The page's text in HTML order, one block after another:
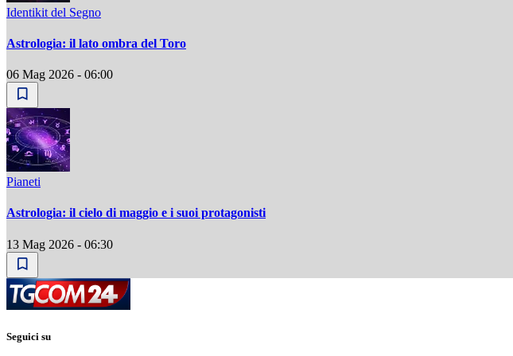
Identikit del Segno
Astrologia: il lato ombra del Toro
06 Mag 2026 - 06:00
Pianeti
Astrologia: il cielo di maggio e i suoi protagonisti
13 Mag 2026 - 06:30
Seguici su